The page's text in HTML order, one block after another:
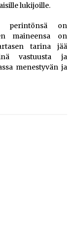
lukijoille.
perintönsä on
maineensa on
tarina jää
vastuusta ja
menestyvän ja